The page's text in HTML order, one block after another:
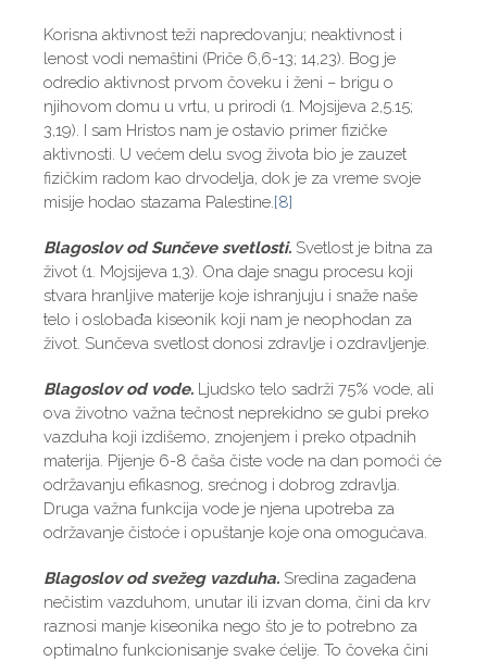
Korisna aktivnost teži napredovanju; neaktivnost i
lenost vodi nemaštini (Priče 6,6-13; 14,23). Bog je
odredio aktivnost prvom čoveku i ženi – brigu o
njihovom domu u vrtu, u prirodi (1. Mojsijeva 2,5.15;
3,19). I sam Hristos nam je ostavio primer fizičke
aktivnosti. U većem delu svog života bio je zauzet
fizičkim radom kao drvodelja, dok je za vreme svoje
misije hodao stazama Palestine.[8]
Blagoslov od Sunčeve svetlosti. Svetlost je bitna za
život (1. Mojsijeva 1,3). Ona daje snagu procesu koji
stvara hranljive materije koje ishranjuju i snaže naše
telo i oslobađa kiseonik koji nam je neophodan za
život. Sunčeva svetlost donosi zdravlje i ozdravljenje.
Blagoslov od vode. Ljudsko telo sadrži 75% vode, ali
ova životno važna tečnost neprekidno se gubi preko
vazduha koji izdišemo, znojenjem i preko otpadnih
materija. Pijenje 6-8 čaša čiste vode na dan pomoći će
održavanju efikasnog, srećnog i dobrog zdravlja.
Druga važna funkcija vode je njena upotreba za
održavanje čistoće i opuštanje koje ona omogućava.
Blagoslov od svežeg vazduha. Sredina zagađena
nečistim vazduhom, unutar ili izvan doma, čini da krv
raznosi manje kiseonika nego što je to potrebno za
optimalno funkcionisanje svake ćelije. To čoveka čini